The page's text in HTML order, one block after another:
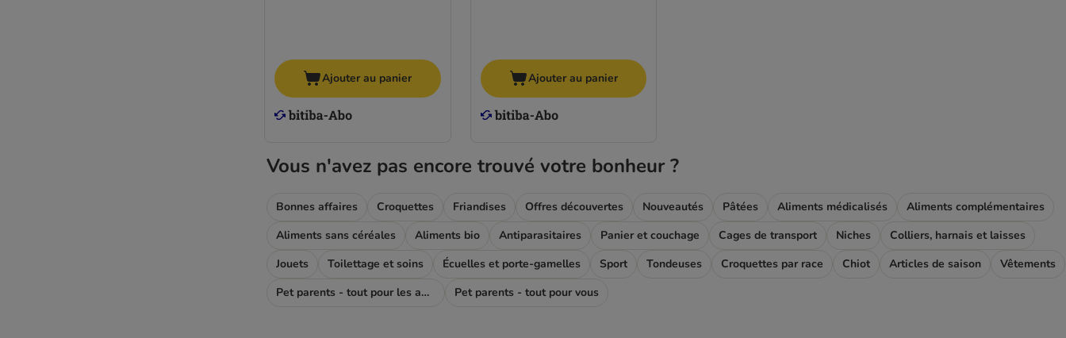
Ajouter au panier Ajouter au panier
Vous n'avez pas encore trouvé votre bonheur ?
Bonnes affaires Croquettes Friandises Offres découvertes Nouveautés Pâtées Aliments médicalisés
Aliments complémentaires
Aliments sans céréales
Aliments bio Antiparasitaires Panier et couchage Cages de transport Niches
Colliers, harnais et laisses
Jouets
Toilettage et soins Écuelles et porte-gamelles Sport Tondeuses Croquettes par race Chiot Articles de saison
Vêtements
Pet parents - tout pour les amoureux des chiens
Pet parents - tout pour vous